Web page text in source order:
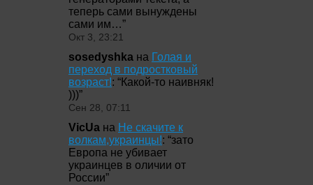
теперь сами вынуждены
сами им…”
Окт 3, 23:21
sosedyshka на Голая и
переход в подростковый
возраст!: “Какой-то наивняк!
)))”
Сен 28, 07:11
VicUa на Не скачите к
волкам,украинцы!: “зато
Европа не убивает
украинцев в оличии от
России”